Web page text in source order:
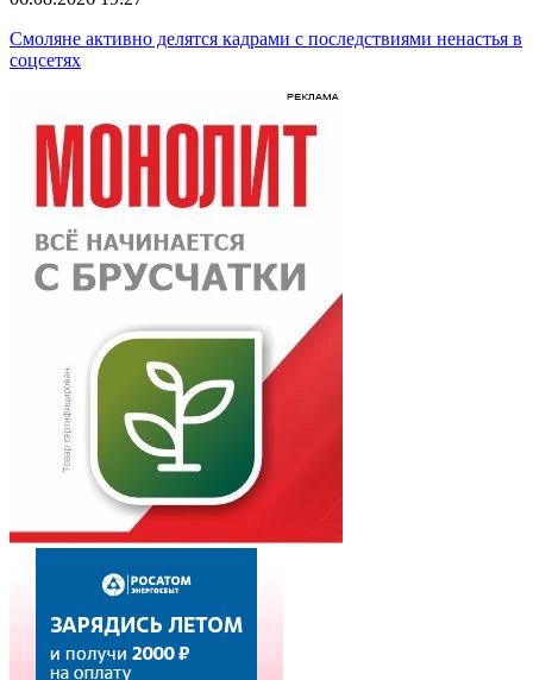
Смоляне активно делятся кадрами с последствиями ненастья в
соцсетях